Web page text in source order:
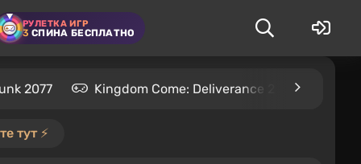
РУЛЕТКА ИГР
3 СПИНА БЕСПЛАТНО
2077 Kingdom Come: Deliverance 2
тут ⚡️